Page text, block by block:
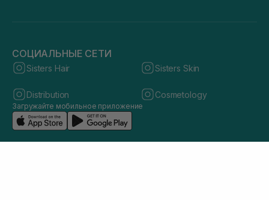
СОЦИАЛЬНЫЕ СЕТИ
Sisters Hair Sisters Skin
Distribution Cosmetology
Загружайте мобильное приложение